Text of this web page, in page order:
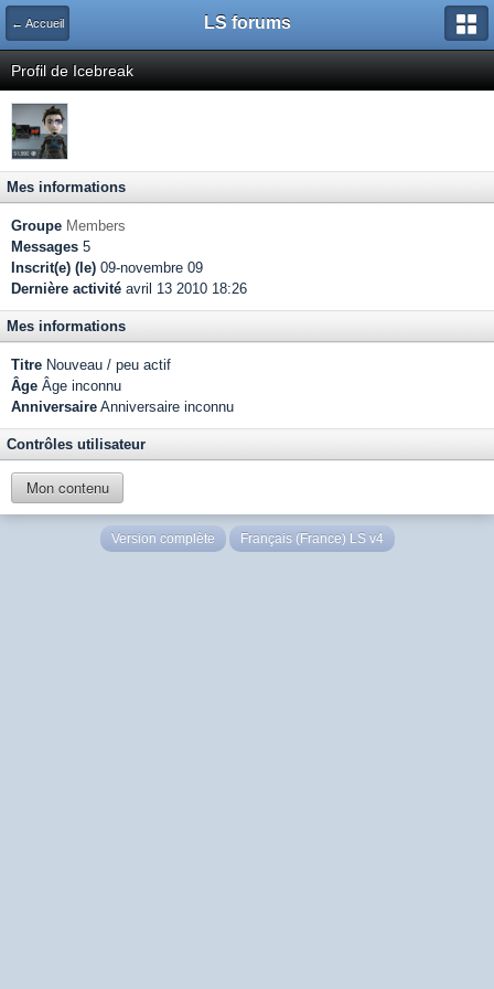
← Accueil LS forums
Profil de Icebreak
Mes informations
Groupe Members
Messages 5
Inscrit(e) (le) 09-novembre 09
Dernière activité avril 13 2010 18:26
Mes informations
Titre Nouveau / peu actif
Âge Âge inconnu
Anniversaire Anniversaire inconnu
Contrôles utilisateur
Mon contenu
Version complète Français (France) LS v4